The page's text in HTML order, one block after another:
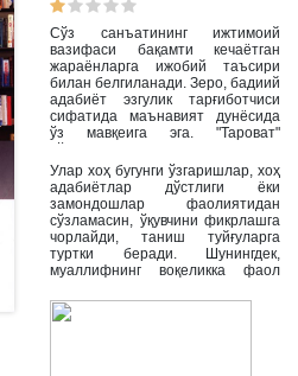
Сўз санъатининг ижтимоий
вазифаси бақамти кечаётган
жараёнларга ижобий таъсири
билан белгиланади. Зеро, бадиий
адабиёт эзгулик тарғиботчиси
сифатида маънавият дунёсида
ўз мавқеига эга. "Тароват"
йилларда матбуотда эълон
қилинган мақолалари жамланган.
Улар хоҳ бугунги ўзгаришлар, хоҳ
адабиётлар дўстлиги ёки
замондошлар фаолиятидан
сўзламасин, ўқувчини фикрлашга
чорлайди, таниш туйғуларга
туртки беради. Шунингдек,
муаллифнинг воқеликка фаол
сазовор.